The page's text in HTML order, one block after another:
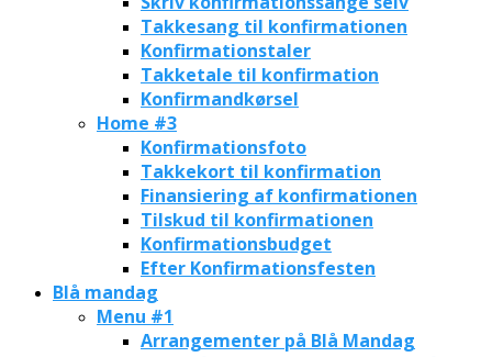
Takkesang til konfirmationen
Konfirmationstaler
Takketale til konfirmation
Konfirmandkørsel
Home #3
Konfirmationsfoto
Takkekort til konfirmation
Finansiering af konfirmationen
Tilskud til konfirmationen
Konfirmationsbudget
Efter Konfirmationsfesten
Blå mandag
Menu #1
Arrangementer på Blå Mandag